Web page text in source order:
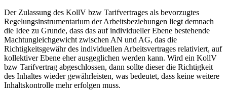
Der Zulassung des KollV bzw Tarifvertrages als bevorzugtes
Regelungsinstrumentarium der Arbeitsbeziehungen liegt demnach
die Idee zu Grunde, dass das auf individueller Ebene bestehende
Machtungleichgewicht zwischen AN und AG, das die
Richtigkeitsgewähr des individuellen Arbeitsvertrages relativiert, auf
kollektiver Ebene eher ausgeglichen werden kann. Wird ein KollV
bzw Tarifvertrag abgeschlossen, dann sollte dieser die Richtigkeit
des Inhaltes wieder gewährleisten, was bedeutet, dass keine weitere
Inhaltskontrolle mehr erfolgen muss.